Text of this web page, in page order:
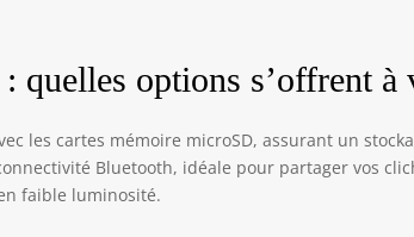
quelles options s’offrent à
les cartes mémoire microSD, assurant un
Bluetooth, idéale pour partager vos
faible luminosité.